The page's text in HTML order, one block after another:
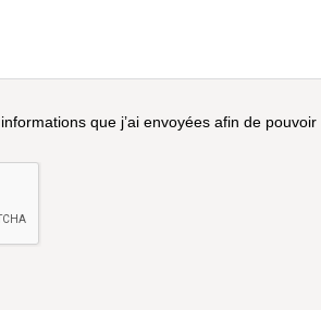
que j’ai envoyées afin de